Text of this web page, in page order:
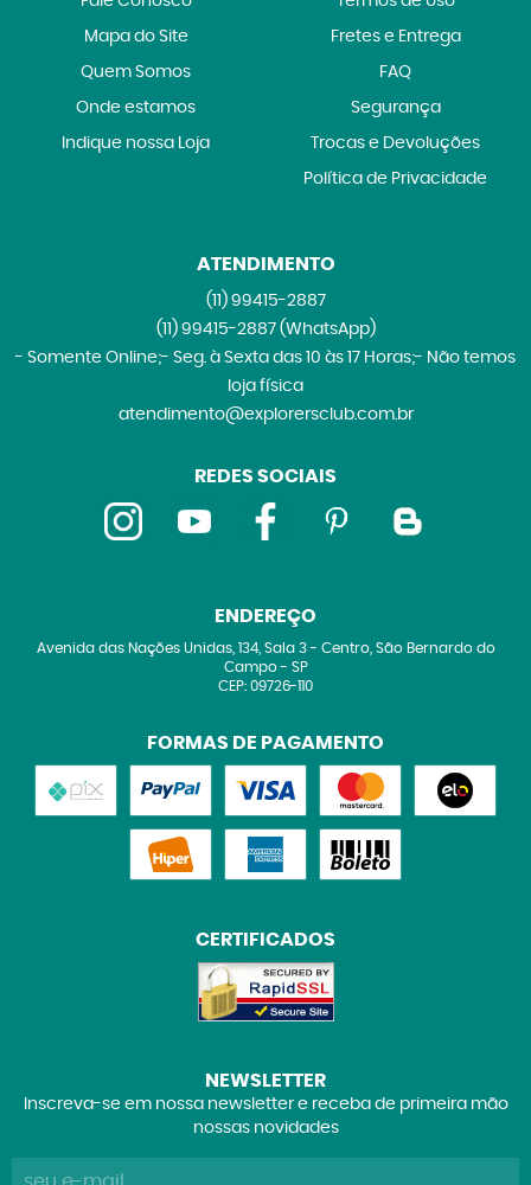
Mapa do Site
Quem Somos
Onde estamos
Indique nossa Loja
Fretes e Entrega
FAQ
Segurança
Trocas e Devoluções
Política de Privacidade
ATENDIMENTO
(11)99415-2887
(11)99415-2887 (WhatsApp)
- Somente Online;- Seg. à Sexta das 10 às 17 Horas;- Não temos
loja física
atendimento@explorersclub.com.br
REDES SOCIAIS
ENDEREÇO
Avenida das Nações Unidas, 134, Sala 3- Centro, São Bernardo do
Campo- SP
CEP: 09726-110
FORMAS DE PAGAMENTO
CERTIFICADOS
NEWSLETTER
Inscreva-se em nossa newsletter e receba de primeira mão
nossas novidades